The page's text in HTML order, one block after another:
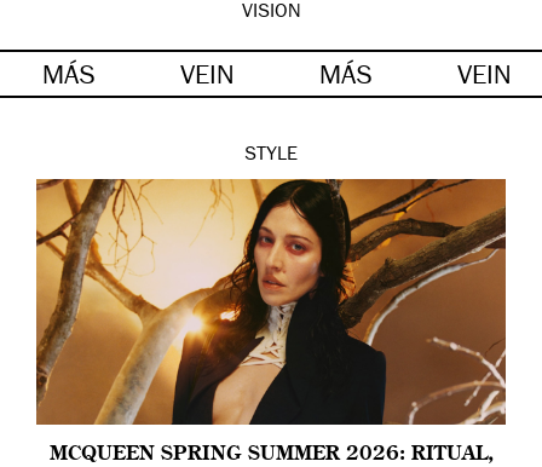
VISION
MÁS VEIN MÁS VEIN
STYLE
MCQUEEN SPRING SUMMER 2026: RITUAL,